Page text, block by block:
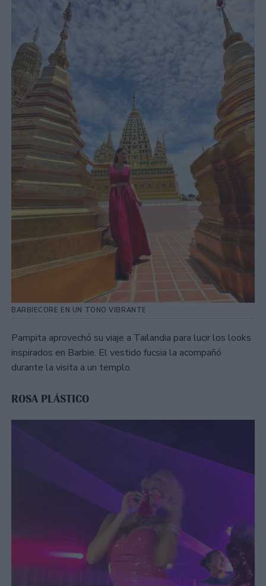
BARBIECORE EN UN TONO VIBRANTE
Pampita aprovechó su viaje a Tailandia para lucir los looks
inspirados en Barbie. El vestido fucsia la acompañó
durante la visita a un templo.
ROSA PLÁSTICO